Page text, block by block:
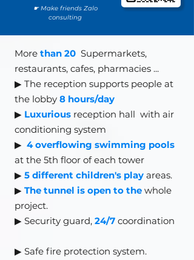
☛ Make friends Zalo
consulting
More than 20 Supermarkets,
restaurants, cafes, pharmacies ...
▶ The reception supports people at
the lobby 8 hours/day
▶ Luxurious reception hall with air
conditioning system
▶ 4 overflowing swimming pools
at the 5th floor of each tower
▶ 5 different children's play areas.
▶ The tunnel is open to the whole
project.
▶ Security guard, 24/7 coordination
▶ Safe fire protection system.